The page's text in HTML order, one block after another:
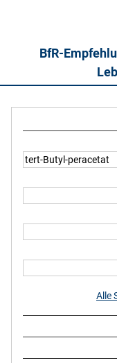
BfR-
Alle